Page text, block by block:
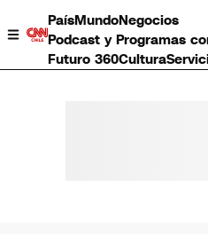
PaísMundoNegocios
Podcast y Programas
Futuro 360Cultura